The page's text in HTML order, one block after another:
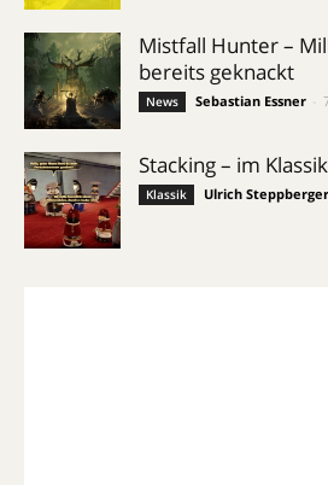
Mistfall Hunter –
bereits geknackt
News Sebastian Essner
Stacking – im
Klassik Ulrich Steppberger